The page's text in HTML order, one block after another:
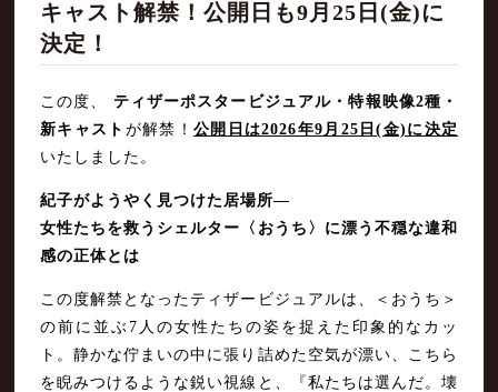
キャスト解禁！公開日も9月25日(金)に
決定！
この度、 ティザーポスタービジュアル・特報映像2種・
新キャスト が解禁！ 公開日は2026年9月25日(金)に決定
いたしました。
紀子がようやく見つけた居場所―
女性たちを救うシェルター〈おうち〉に漂う不穏な違和
感の正体とは
この度解禁となったティザービジュアルは、＜おうち＞
の前に並ぶ7人の女性たちの姿を捉えた印象的なカッ
ト。静かな佇まいの中に張り詰めた空気が漂い、こちら
を睨みつけるような鋭い視線と、『私たちは選んだ。壊